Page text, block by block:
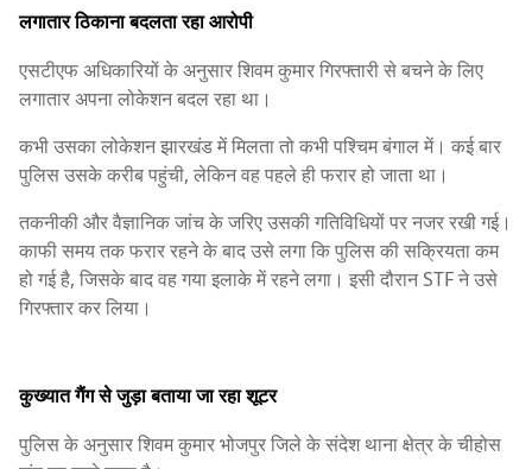
लगातार ठिकाना बदलता रहा आरोपी
एसटीएफ अधिकारियों के अनुसार शिवम कुमार गिरफ्तारी से बचने के लिए
लगातार अपना लोकेशन बदल रहा था।
कभी उसका लोकेशन झारखंड में मिलता तो कभी पश्चिम बंगाल में। कई बार
पुलिस उसके करीब पहुंची, लेकिन वह पहले ही फरार हो जाता था।
तकनीकी और वैज्ञानिक जांच के जरिए उसकी गतिविधियों पर नजर रखी गई।
काफी समय तक फरार रहने के बाद उसे लगा कि पुलिस की सक्रियता कम
हो गई है, जिसके बाद वह गया इलाके में रहने लगा। इसी दौरान STF ने उसे
गिरफ्तार कर लिया।
कुख्यात गैंग से जुड़ा बताया जा रहा शूटर
पुलिस के अनुसार शिवम कुमार भोजपुर जिले के संदेश थाना क्षेत्र के चीहोस